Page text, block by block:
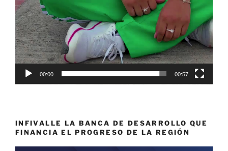
00:00 00:57
INFIVALLE LA BANCA DE DESARROLLO QUE
FINANCIA EL PROGRESO DE LA REGIÓN